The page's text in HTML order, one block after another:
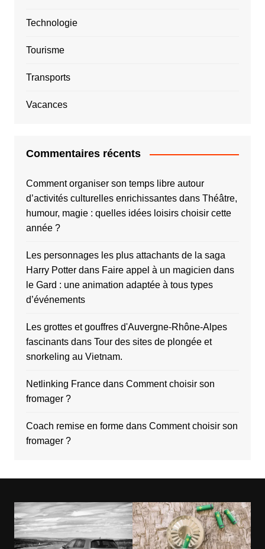
Technologie
Tourisme
Transports
Vacances
Commentaires récents
Comment organiser son temps libre autour
d’activités culturelles enrichissantesdans Théâtre,
humour, magie : quelles idées loisirs choisir cette
année ?
Les personnages les plus attachants de la saga
Harry Potterdans Faire appel à un magicien dans
le Gard : une animation adaptée à tous types
d’événements
Les grottes et gouffres d'Auvergne-Rhône-Alpes
fascinantsdans Tour des sites de plongée et
snorkeling au Vietnam.
Netlinking Francedans Comment choisir son
fromager ?
Coach remise en formedans Comment choisir son
fromager ?